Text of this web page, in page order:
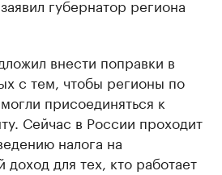
губернатор региона
внести поправки в
с тем, чтобы регионы по
присоединяться к
Сейчас в России проходит
налога на
для тех, кто работает